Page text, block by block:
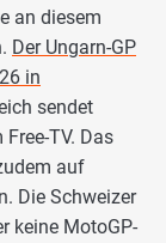
an diesem
Der Ungarn-GP
in
sendet
TV. Das
auf
Die Schweizer
keine MotoGP-